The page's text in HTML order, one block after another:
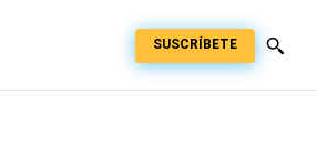
SUSCRÍBETE